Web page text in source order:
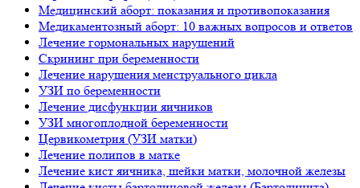
Медицинский аборт: показания и противопоказания
Медикаментозный аборт: 10 важных вопросов и ответов
Лечение гормональных нарушений
Скрининг при беременности
Лечение нарушения менструального цикла
УЗИ по беременности
Лечение дисфункции яичников
УЗИ многоплодной беременности
Цервикометрия (УЗИ матки)
Лечение полипов в матке
Лечение кист яичника, шейки матки, молочной железы